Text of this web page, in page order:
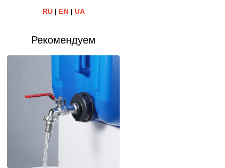
RU| EN| UA
Рекомендуем